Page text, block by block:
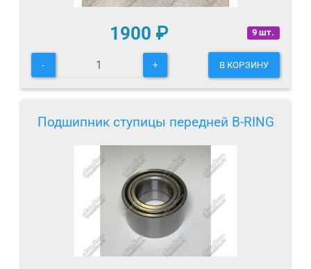
9 шт.
1900 ₽
- + В КОРЗИНУ
Подшипник ступицы передней B-RING